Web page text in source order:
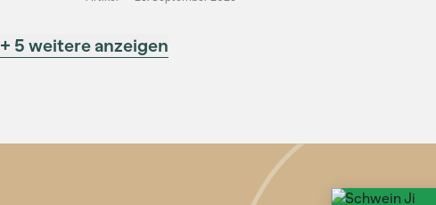
+ 5 weitere anzeigen